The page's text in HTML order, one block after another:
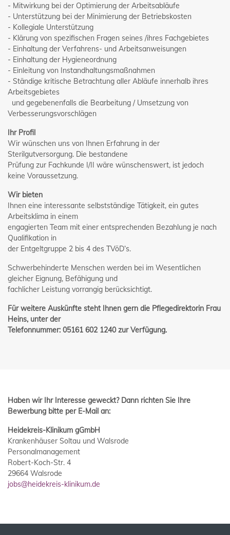
- Mitwirkung bei der Optimierung der Arbeitsabläufe
- Unterstützung bei der Minimierung der Betriebskosten
- Kollegiale Unterstützung
- Klärung von spezifischen Fragen seines /ihres Fachgebietes
- Einhaltung der Verfahrens- und Arbeitsanweisungen
- Einhaltung der Hygieneordnung
- Einleitung von Instandhaltungsmaßnahmen
- Ständige kritische Betrachtung aller Abläufe innerhalb ihres
Arbeitsgebietes
und gegebenenfalls die Bearbeitung / Umsetzung von
Verbesserungsvorschlägen
Ihr Profil
Wir wünschen uns von Ihnen Erfahrung in der
Sterilgutversorgung. Die bestandene
Prüfung zur Fachkunde I/II wäre wünschenswert, ist jedoch
keine Voraussetzung.
Wir bieten
Ihnen eine interessante selbstständige Tätigkeit, ein gutes
Arbeitsklima in einem
engagierten Team mit einer entsprechenden Bezahlung je nach
Qualifikation in
der Entgeltgruppe 2 bis 4 des TVöD‘s.
Schwerbehinderte Menschen werden bei im Wesentlichen
gleicher Eignung, Befähigung und
fachlicher Leistung vorrangig berücksichtigt.
Für weitere Auskünfte steht Ihnen gern die Pflegedirektorin Frau
Heins, unter der
Telefonnummer: 05161 602 1240 zur Verfügung.
Haben wir Ihr Interesse geweckt? Dann richten Sie Ihre
Bewerbung bitte per E-Mail an:
Heidekreis-Klinikum gGmbH
Krankenhäuser Soltau und Walsrode
Personalmanagement
Robert-Koch-Str. 4
29664 Walsrode
jobs@heidekreis-klinikum.de